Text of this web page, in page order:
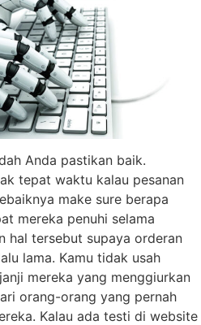
Anda pastikan baik.
tepat waktu kalau pesanan
make sure berapa
mereka penuhi selama
hal tersebut supaya orderan
lama. Kamu tidak usah
mereka yang menggiurkan
orang-orang yang pernah
Kalau ada testi di website